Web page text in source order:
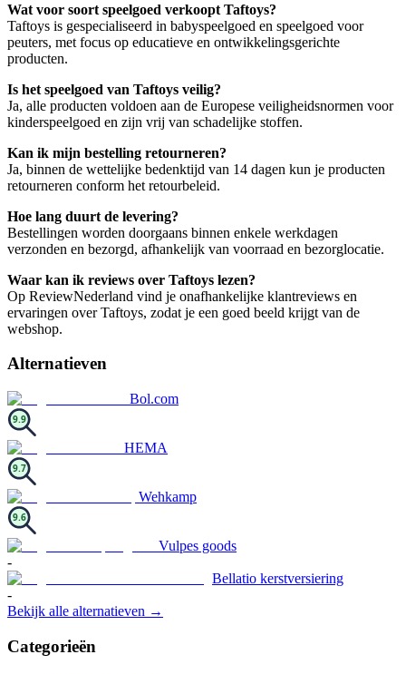
Wat voor soort speelgoed verkoopt Taftoys?
Taftoys is gespecialiseerd in babyspeelgoed en speelgoed voor
peuters, met focus op educatieve en ontwikkelingsgerichte
producten.
Is het speelgoed van Taftoys veilig?
Ja, alle producten voldoen aan de Europese veiligheidsnormen voor
kinderspeelgoed en zijn vrij van schadelijke stoffen.
Kan ik mijn bestelling retourneren?
Ja, binnen de wettelijke bedenktijd van 14 dagen kun je producten
retourneren conform het retourbeleid.
Hoe lang duurt de levering?
Bestellingen worden doorgaans binnen enkele werkdagen
verzonden en bezorgd, afhankelijk van voorraad en bezorglocatie.
Waar kan ik reviews over Taftoys lezen?
Op ReviewNederland vind je onafhankelijke klantreviews en
ervaringen over Taftoys, zodat je een goed beeld krijgt van de
webshop.
Alternatieven
Bol.com
9.9
HEMA
9.7
Wehkamp
9.6
Vulpes goods
-
Bellatio kerstversiering
-
Bekijk alle alternatieven →
Categorieën